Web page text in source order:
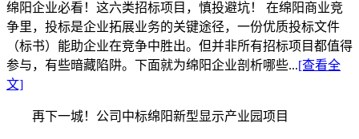
绵阳企业必看！这六类招标项目，慎投避坑！ 在绵阳商业竞
争里，投标是企业拓展业务的关键途径，一份优质投标文件
（标书）能助企业在竞争中胜出。但并非所有招标项目都值得
参与，有些暗藏陷阱。下面就为绵阳企业剖析哪些...[查看全
文]
再下一城！公司中标绵阳新型显示产业园项目